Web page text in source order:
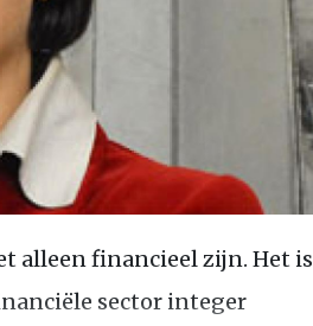
alleen financieel zijn. Het is
sector integer